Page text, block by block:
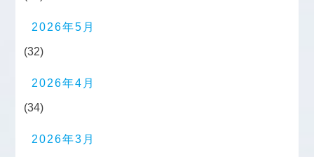
2026年5月
(32)
2026年4月
(34)
2026年3月